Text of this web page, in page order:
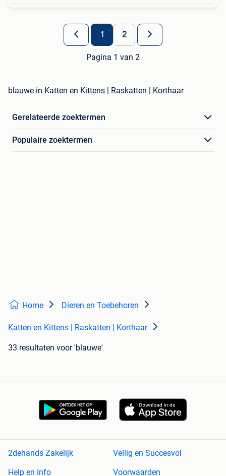
1 2
Pagina 1 van 2
blauwe in Katten en Kittens | Raskatten | Korthaar
Gerelateerde zoektermen
Populaire zoektermen
Home Dieren en Toebehoren
Katten en Kittens | Raskatten | Korthaar
33 resultaten voor 'blauwe'
2dehands Zakelijk
Veilig en Succesvol
Help en info
Voorwaarden